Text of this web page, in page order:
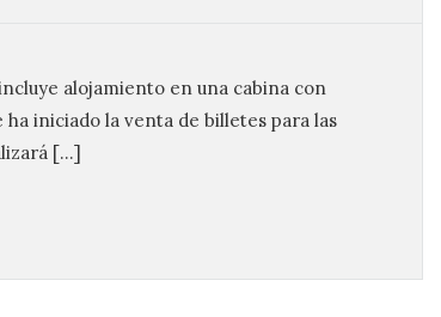
alojamiento en una cabina con
ha iniciado la venta de billetes para las
[…]